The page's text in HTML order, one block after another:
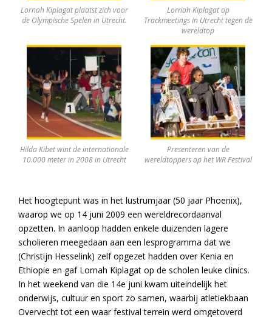
Lornah Kiplagat plaatst zich voor
de Olympische Spelen in Utrecht.
Lornah Kiplagat op
Trackmeetings in Utrecht tegen de
wereldtop
Hilda Kibet wint de internationale
10.000 meter in 2008 in Utrecht
Presenteren van de
wereldtoppers op het WR Festival
Het hoogtepunt was in het lustrumjaar (50 jaar Phoenix),
waarop we op 14 juni 2009 een wereldrecordaanval
opzetten. In aanloop hadden enkele duizenden lagere
scholieren meegedaan aan een lesprogramma dat we
(Christijn Hesselink) zelf opgezet hadden over Kenia en
Ethiopie en gaf Lornah Kiplagat op de scholen leuke clinics.
In het weekend van die 14e juni kwam uiteindelijk het
onderwijs, cultuur en sport zo samen, waarbij atletiekbaan
Overvecht tot een waar festival terrein werd omgetoverd